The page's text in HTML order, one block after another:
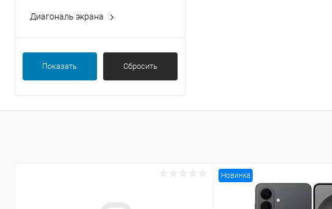
Диагональ экрана
Показать Сбросить
Новинка